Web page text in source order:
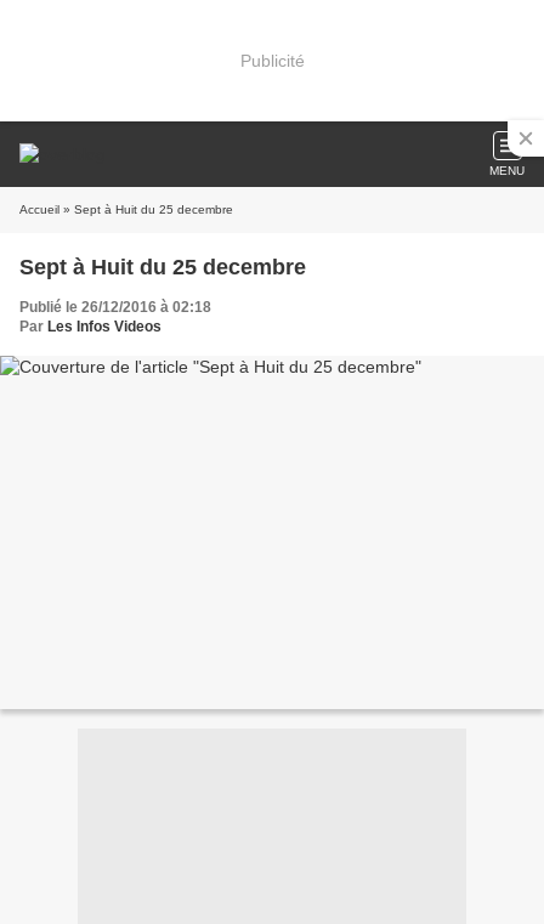
Publicité
MENU
Accueil » Sept à Huit du 25 decembre
Sept à Huit du 25 decembre
Publié le 26/12/2016 à 02:18
Par Les Infos Videos